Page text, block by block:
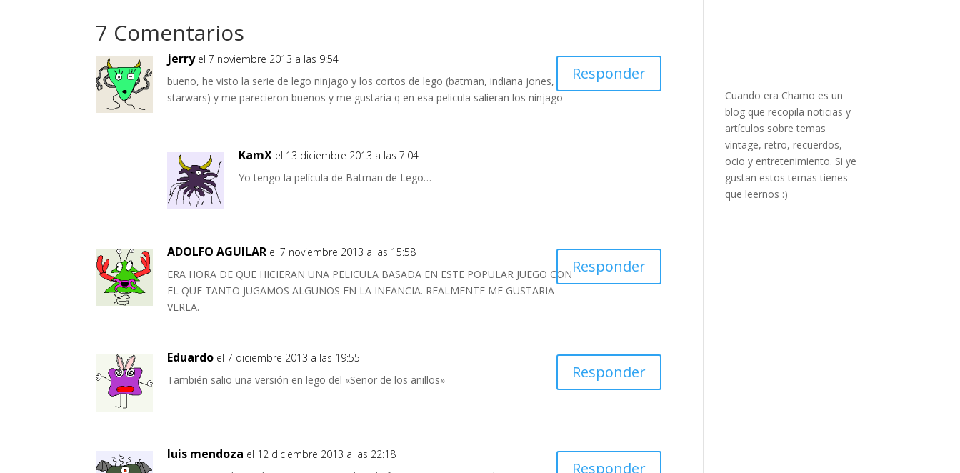
7 Comentarios
jerry el 7 noviembre 2013 a las 9:54
bueno, he visto la serie de lego ninjago y los cortos de lego (batman, indiana jones,
starwars) y me parecieron buenos y me gustaria q en esa pelicula salieran los ninjago
Responder
KamX el 13 diciembre 2013 a las 7:04
Yo tengo la película de Batman de Lego…
ADOLFO AGUILAR el 7 noviembre 2013 a las 15:58
ERA HORA DE QUE HICIERAN UNA PELICULA BASADA EN ESTE POPULAR JUEGO CON
EL QUE TANTO JUGAMOS ALGUNOS EN LA INFANCIA. REALMENTE ME GUSTARIA
VERLA.
Responder
Eduardo el 7 diciembre 2013 a las 19:55
También salio una versión en lego del «Señor de los anillos»
Responder
luis mendoza el 12 diciembre 2013 a las 22:18
Responder
Cuando era Chamo es un
blog que recopila noticias y
artículos sobre temas
vintage, retro, recuerdos,
ocio y entretenimiento. Si ye
gustan estos temas tienes
que leernos :)